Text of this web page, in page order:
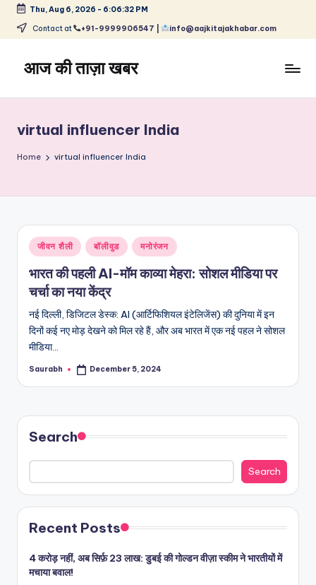
Skip
content
Thu, Aug 6, 2026 - 6:06:33 PM
Contact at +91-9999906547 | info@aajkitajakhabar.com
आज की ताज़ा खबर
ताज़ा
समाचार
–
और
विश्व
virtual influencer India
Home virtual influencer India
Posted
in
जीवन शैली बॉलीवुड मनोरंजन
भारत की पहली AI-मॉम काव्या मेहरा: सोशल मीडिया पर
चर्चा का नया केंद्र
नई दिल्ली, डिजिटल डेस्क: AI (आर्टिफिशियल इंटेलिजेंस) की दुनिया में इन
दिनों कई नए मोड़ देखने को मिल रहे हैं, और अब भारत में एक नई पहल ने सोशल
मीडिया…
Posted
Saurabh December 5, 2024
Search
Search
Recent Posts
4 करोड़ नहीं, अब सिर्फ़ 23 लाख: डुबई की गोल्डन वीज़ा स्कीम ने भारतीयों में
मचाया बवाल!